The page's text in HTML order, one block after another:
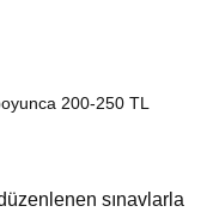
200-250 TL
sınavlarla